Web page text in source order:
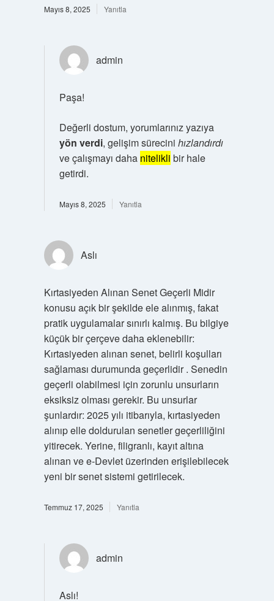
Mayıs 8, 2025 Yanıtla
admin
Paşa!
Değerli dostum, yorumlarınız yazıya
yön verdi, gelişim sürecini hızlandırdı
ve çalışmayı daha nitelikli bir hale
getirdi.
Mayıs 8, 2025 Yanıtla
Aslı
Kırtasiyeden Alınan Senet Geçerli Midir
konusu açık bir şekilde ele alınmış, fakat
pratik uygulamalar sınırlı kalmış. Bu bilgiye
küçük bir çerçeve daha eklenebilir:
Kırtasiyeden alınan senet, belirli koşulları
sağlaması durumunda geçerlidir . Senedin
geçerli olabilmesi için zorunlu unsurların
eksiksiz olması gerekir. Bu unsurlar
şunlardır: 2025 yılı itibarıyla, kırtasiyeden
alınıp elle doldurulan senetler geçerliliğini
yitirecek. Yerine, filigranlı, kayıt altına
alınan ve e-Devlet üzerinden erişilebilecek
yeni bir senet sistemi getirilecek.
Temmuz 17, 2025 Yanıtla
admin
Aslı!